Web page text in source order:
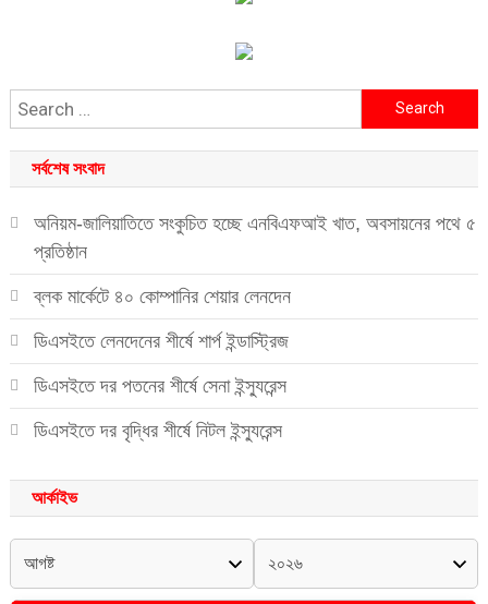
Search
for:
সর্বশেষ সংবাদ
অনিয়ম-জালিয়াতিতে সংকুচিত হচ্ছে এনবিএফআই খাত, অবসায়নের পথে ৫
প্রতিষ্ঠান
ব্লক মার্কেটে ৪০ কোম্পানির শেয়ার লেনদেন
ডিএসইতে লেনদেনের শীর্ষে শার্প ইন্ডাস্ট্রিজ
ডিএসইতে দর পতনের শীর্ষে সেনা ইন্স্যুরেন্স
ডিএসইতে দর বৃদ্ধির শীর্ষে নিটল ইন্স্যুরেন্স
আর্কাইভ